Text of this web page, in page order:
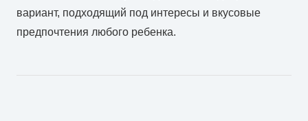
вариант, подходящий под интересы и вкусовые
предпочтения любого ребенка.